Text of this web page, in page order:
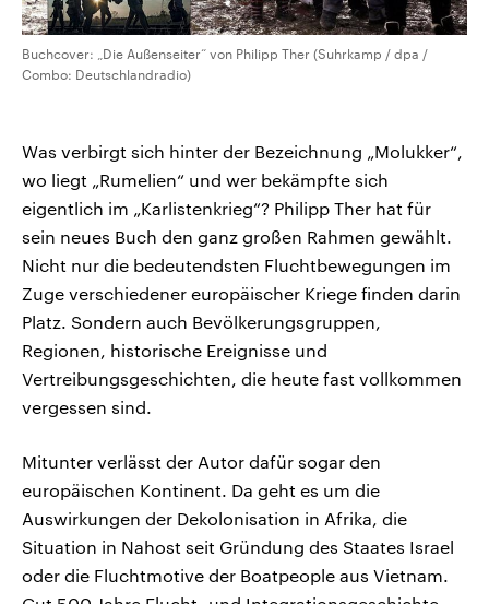
Buchcover: „Die Außenseiter“ von Philipp Ther (Suhrkamp / dpa /
Combo: Deutschlandradio)
Was verbirgt sich hinter der Bezeichnung „Molukker“,
wo liegt „Rumelien“ und wer bekämpfte sich
eigentlich im „Karlistenkrieg“? Philipp Ther hat für
sein neues Buch den ganz großen Rahmen gewählt.
Nicht nur die bedeutendsten Fluchtbewegungen im
Zuge verschiedener europäischer Kriege finden darin
Platz. Sondern auch Bevölkerungsgruppen,
Regionen, historische Ereignisse und
Vertreibungsgeschichten, die heute fast vollkommen
vergessen sind.
Mitunter verlässt der Autor dafür sogar den
europäischen Kontinent. Da geht es um die
Auswirkungen der Dekolonisation in Afrika, die
Situation in Nahost seit Gründung des Staates Israel
oder die Fluchtmotive der Boatpeople aus Vietnam.